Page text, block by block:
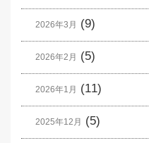
2026年3月 (9)
2026年2月 (5)
2026年1月 (11)
2025年12月 (5)